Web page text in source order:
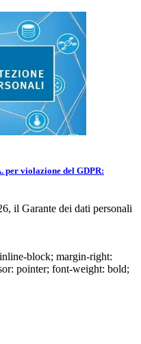
per violazione del GDPR:
il Garante dei dati personali
block; margin-right:
pointer; font-weight: bold;